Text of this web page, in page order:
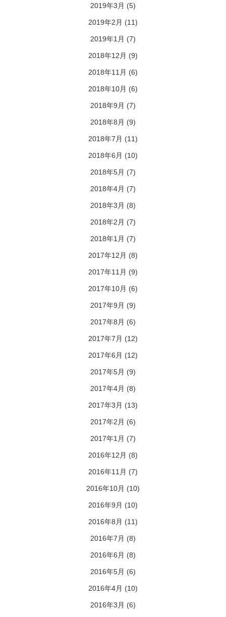
2019年3月 (5)
2019年2月 (11)
2019年1月 (7)
2018年12月 (9)
2018年11月 (6)
2018年10月 (6)
2018年9月 (7)
2018年8月 (9)
2018年7月 (11)
2018年6月 (10)
2018年5月 (7)
2018年4月 (7)
2018年3月 (8)
2018年2月 (7)
2018年1月 (7)
2017年12月 (8)
2017年11月 (9)
2017年10月 (6)
2017年9月 (9)
2017年8月 (6)
2017年7月 (12)
2017年6月 (12)
2017年5月 (9)
2017年4月 (8)
2017年3月 (13)
2017年2月 (6)
2017年1月 (7)
2016年12月 (8)
2016年11月 (7)
2016年10月 (10)
2016年9月 (10)
2016年8月 (11)
2016年7月 (8)
2016年6月 (8)
2016年5月 (6)
2016年4月 (10)
2016年3月 (6)